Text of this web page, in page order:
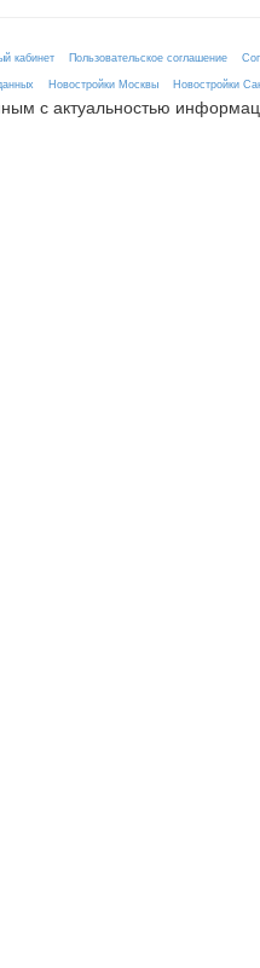
кабинет Пользовательское соглашение
Новостройки Москвы Новостройки
с актуальностью